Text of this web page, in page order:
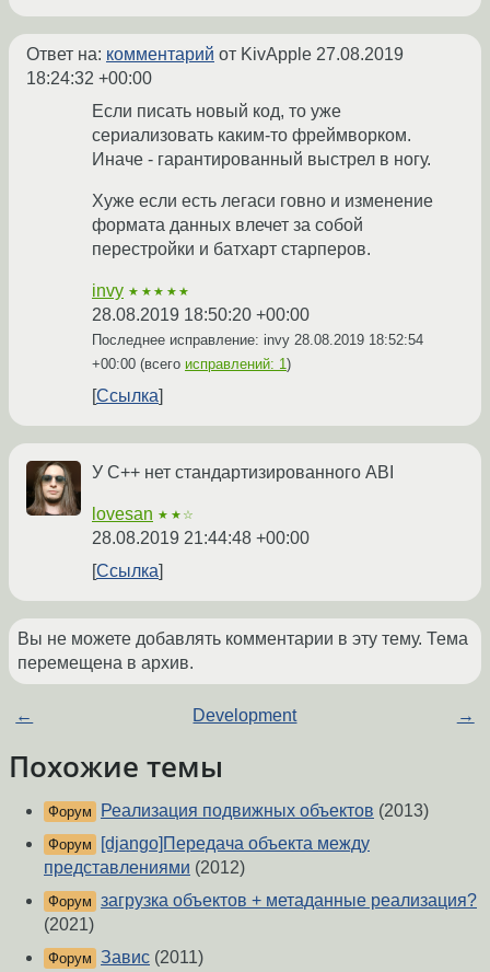
Ответ на: комментарий от KivApple 27.08.2019
18:24:32 +00:00
Если писать новый код, то уже
сериализовать каким-то фреймворком.
Иначе - гарантированный выстрел в ногу.
Хуже если есть легаси говно и изменение
формата данных влечет за собой
перестройки и батхарт старперов.
invy ★★★★★
28.08.2019 18:50:20 +00:00
Последнее исправление: invy 28.08.2019 18:52:54
+00:00 (всего исправлений: 1)
Ссылка
У C++ нет стандартизированного ABI
lovesan ★★☆
28.08.2019 21:44:48 +00:00
Ссылка
Вы не можете добавлять комментарии в эту тему. Тема
перемещена в архив.
← Development →
Похожие темы
Форум Реализация подвижных объектов (2013)
Форум
[django]Передача объекта между
представлениями (2012)
Форум загрузка объектов + метаданные реализация?
(2021)
Форум Завис (2011)